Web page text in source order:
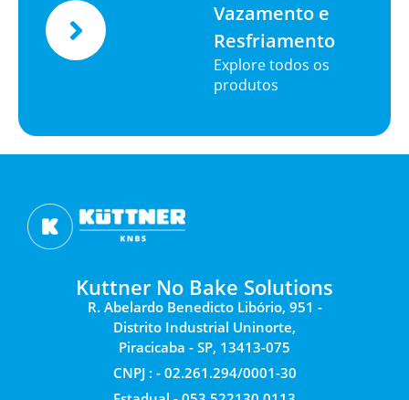
Vazamento e
Resfriamento
Explore todos os
produtos
Kuttner No Bake Solutions
R. Abelardo Benedicto Libório, 951 -
Distrito Industrial Uninorte,
Piracicaba - SP, 13413-075
CNPJ : - 02.261.294/0001-30